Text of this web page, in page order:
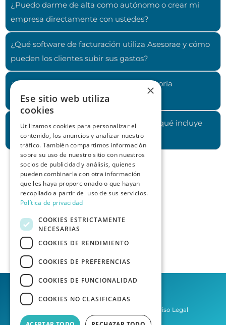
¿Puedo darme de alta como autónomo o crear mi
empresa directamente con ustedes?
¿Qué software de facturación utiliza Asesorae y cómo
pueden los clientes subir sus gastos?
¿Qué diferencia a Asesorae de una asesoría
tradicional?
¿Cuánto cuesta contratar los servicios y qué incluye
cada plan?
Aviso Legal
×
Ese sitio web utiliza
cookies
Utilizamos cookies para personalizar el
contenido, los anuncios y analizar nuestro
tráfico. También compartimos información
sobre su uso de nuestro sitio con nuestros
socios de publicidad y análisis, quienes
pueden combinarla con otra información
que les haya proporcionado o que hayan
recopilado a partir del uso de sus servicios.
Política de privacidad
COOKIES ESTRICTAMENTE
NECESARIAS
COOKIES DE RENDIMIENTO
COOKIES DE PREFERENCIAS
COOKIES DE FUNCIONALIDAD
COOKIES NO CLASIFICADAS